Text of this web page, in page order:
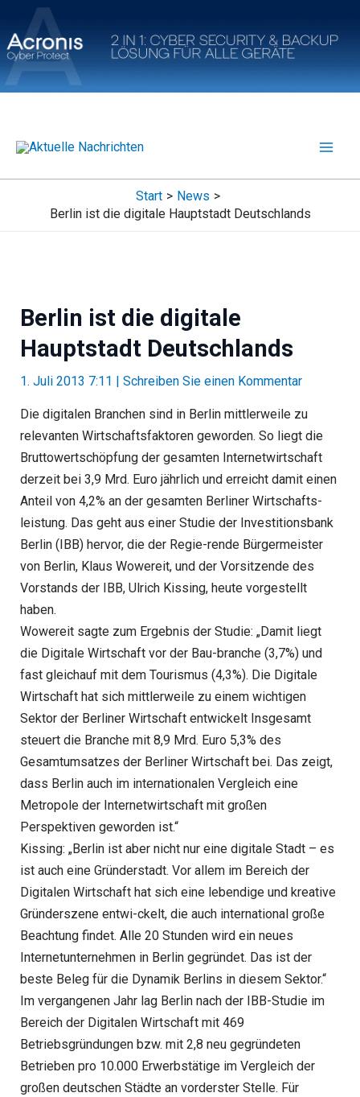
Inhalt
springen
Start
News
Berlin ist die digitale Hauptstadt Deutschlands
Berlin ist die digitale
Hauptstadt Deutschlands
1. Juli 2013 7:11 Schreiben Sie einen Kommentar
Die digitalen Branchen sind in Berlin mittlerweile zu
relevanten Wirtschaftsfaktoren geworden. So liegt die
Bruttowertschöpfung der gesamten Internetwirtschaft
derzeit bei 3,9 Mrd. Euro jährlich und erreicht damit einen
Anteil von 4,2% an der gesamten Berliner Wirtschafts-
leistung. Das geht aus einer Studie der Investitionsbank
Berlin (IBB) hervor, die der Regie-rende Bürgermeister
von Berlin, Klaus Wowereit, und der Vorsitzende des
Vorstands der IBB, Ulrich Kissing, heute vorgestellt
haben.
Wowereit sagte zum Ergebnis der Studie: „Damit liegt
die Digitale Wirtschaft vor der Bau-branche (3,7%) und
fast gleichauf mit dem Tourismus (4,3%). Die Digitale
Wirtschaft hat sich mittlerweile zu einem wichtigen
Sektor der Berliner Wirtschaft entwickelt Insgesamt
steuert die Branche mit 8,9 Mrd. Euro 5,3% des
Gesamtumsatzes der Berliner Wirtschaft bei. Das zeigt,
dass Berlin auch im internationalen Vergleich eine
Metropole der Internetwirtschaft mit großen
Perspektiven geworden ist.“
Kissing: „Berlin ist aber nicht nur eine digitale Stadt – es
ist auch eine Gründerstadt. Vor allem im Bereich der
Digitalen Wirtschaft hat sich eine lebendige und kreative
Gründerszene entwi-ckelt, die auch international große
Beachtung findet. Alle 20 Stunden wird ein neues
Internetunternehmen in Berlin gegründet. Das ist der
beste Beleg für die Dynamik Berlins in diesem Sektor.“
Im vergangenen Jahr lag Berlin nach der IBB-Studie im
Bereich der Digitalen Wirtschaft mit 469
Betriebsgründungen bzw. mit 2,8 neu gegründeten
Betrieben pro 10.000 Erwerbstätige im Vergleich der
großen deutschen Städte an vorderster Stelle. Für